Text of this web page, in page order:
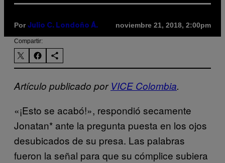
Por Julio C. Londoño Á. noviembre 21, 2018, 2:00pm
Compartir:
Artículo publicado porVICE Colombia.
«¡Esto se acabó!», respondió secamente
Jonatan* ante la pregunta puesta en los ojos
desubicados de su presa. Las palabras
fueron la señal para que su cómplice subiera